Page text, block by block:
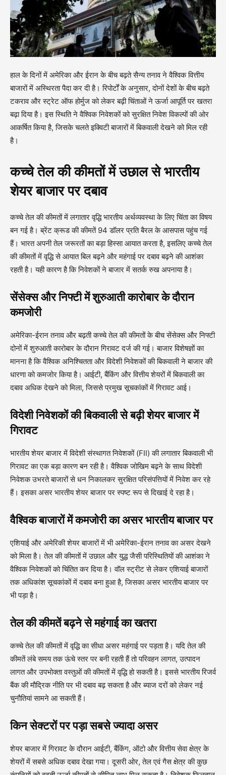
हाल के दिनों में अमेरिका और ईरान के बीच बढ़ते सैन्य तनाव ने वैश्विक वित्तीय
बाजारों में अस्थिरता पैदा कर दी है। रिपोर्टों के अनुसार, दोनों देशों के बीच बढ़ते
टकराव और स्ट्रेट ऑफ होर्मुज को लेकर बढ़ी चिंताओं ने ऊर्जा आपूर्ति पर खतरा
बढ़ा दिया है। इस स्थिति ने वैश्विक निवेशकों को सुरक्षित निवेश विकल्पों की ओर
आकर्षित किया है, जिसके चलते इक्विटी बाजारों में बिकवाली देखने को मिल रही
है।
कच्चे तेल की कीमतों में उछाल से भारतीय
शेयर बाजार पर दबाव
कच्चे तेल की कीमतों में लगातार वृद्धि भारतीय अर्थव्यवस्था के लिए चिंता का विषय
बन गई है। ब्रेंट क्रूड की कीमतें 94 डॉलर प्रति बैरल के आसपास पहुंच गई
हैं। भारत अपनी तेल जरूरतों का बड़ा हिस्सा आयात करता है, इसलिए कच्चे तेल
की कीमतों में वृद्धि से आयात बिल बढ़ने और महंगाई पर दबाव बढ़ने की आशंका
रहती है। यही कारण है कि निवेशकों ने बाजार में सतर्क रुख अपनाया है।
सेंसेक्स और निफ्टी में शुरुआती कारोबार के दौरान
कमजोरी
अमेरिका-ईरान तनाव और बढ़ती कच्चे तेल की कीमतों के बीच सेंसेक्स और निफ्टी
दोनों में शुरुआती कारोबार के दौरान गिरावट दर्ज की गई। बाजार विशेषज्ञों का
मानना है कि वैश्विक अनिश्चितता और विदेशी निवेशकों की बिकवाली ने बाजार की
धारणा को कमजोर किया है। आईटी, बैंकिंग और वित्तीय शेयरों में बिकवाली का
दबाव अधिक देखने को मिला, जिससे प्रमुख सूचकांकों में गिरावट आई।
विदेशी निवेशकों की बिकवाली से बढ़ी शेयर बाजार में
गिरावट
भारतीय शेयर बाजार में विदेशी संस्थागत निवेशकों (FII) की लगातार बिकवाली भी
गिरावट का एक बड़ा कारण बन रही है। वैश्विक जोखिम बढ़ने के साथ विदेशी
निवेशक उभरते बाजारों से धन निकालकर सुरक्षित परिसंपत्तियों में निवेश कर रहे
हैं। इसका असर भारतीय शेयर बाजार पर स्पष्ट रूप से दिखाई दे रहा है।
वैश्विक बाजारों में कमजोरी का असर भारतीय बाजार पर
एशियाई और अमेरिकी शेयर बाजारों में भी अमेरिका-ईरान तनाव का असर देखने
को मिला है। तेल की कीमतों में उछाल और युद्ध जैसी परिस्थितियों की आशंका ने
वैश्विक निवेशकों को चिंतित कर दिया है। वॉल स्ट्रीट से लेकर एशियाई बाजारों
तक अधिकांश सूचकांकों में दबाव बना हुआ है, जिसका असर भारतीय बाजार पर
भी पड़ा है।
तेल की कीमतें बढ़ने से महंगाई का खतरा
कच्चे तेल की कीमतों में वृद्धि का सीधा असर महंगाई पर पड़ता है। यदि तेल की
कीमतें लंबे समय तक ऊंचे स्तर पर बनी रहती हैं तो परिवहन लागत, उत्पादन
लागत और उपभोक्ता वस्तुओं की कीमतों में वृद्धि हो सकती है। इससे भारतीय रिजर्व
बैंक की मौद्रिक नीति पर भी दबाव बढ़ सकता है और ब्याज दरों को लेकर नई
चुनौतियां सामने आ सकती हैं।
किन सेक्टरों पर पड़ा सबसे ज्यादा असर
शेयर बाजार में गिरावट के दौरान आईटी, बैंकिंग, ऑटो और वित्तीय सेवा क्षेत्र के
शेयरों में सबसे अधिक दबाव देखा गया। दूसरी ओर, तेल एवं गैस क्षेत्र की कुछ